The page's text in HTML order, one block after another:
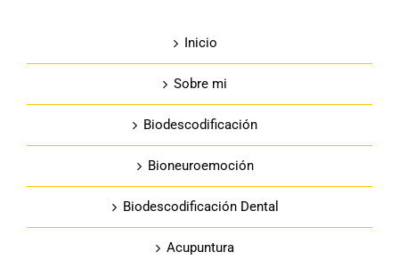
Inicio
Sobre mi
Biodescodificación
Bioneuroemoción
Biodescodificación Dental
Acupuntura